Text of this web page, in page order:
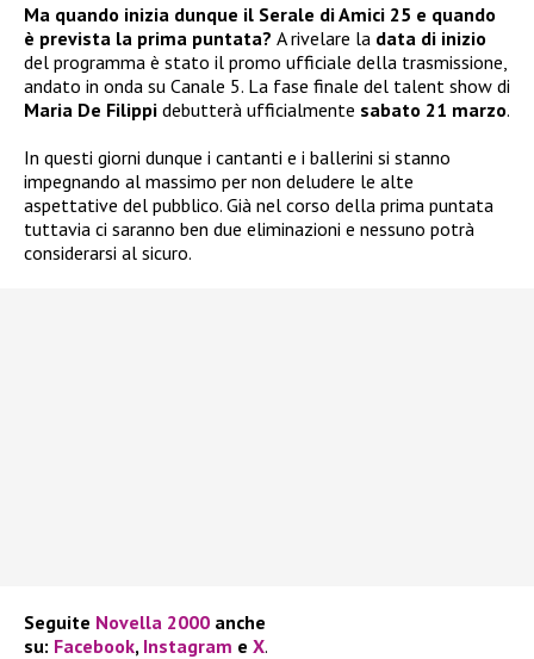
Ma quando inizia dunque il Serale di Amici 25 e quando
è prevista la prima puntata? A rivelare la data di inizio
del programma è stato il promo ufficiale della trasmissione,
andato in onda su Canale 5. La fase finale del talent show di
Maria De Filippi debutterà ufficialmente sabato 21 marzo.
In questi giorni dunque i cantanti e i ballerini si stanno
impegnando al massimo per non deludere le alte
aspettative del pubblico. Già nel corso della prima puntata
tuttavia ci saranno ben due eliminazioni e nessuno potrà
considerarsi al sicuro.
Seguite Novella 2000 anche
su: Facebook, Instagram e X.